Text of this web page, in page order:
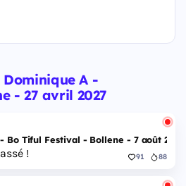
Dominique A -
- 27 avril 2027
Bo Tiful Festival - Bollene - 7 août 2026
! 91 88